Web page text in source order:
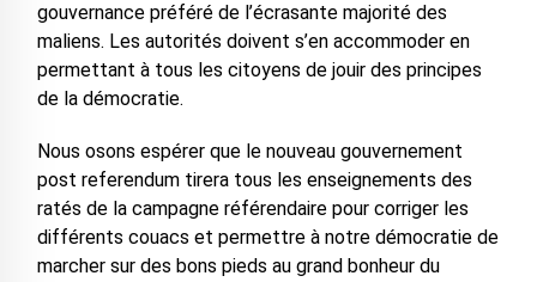
gouvernance préféré de l’écrasante majorité des
maliens. Les autorités doivent s’en accommoder en
permettant à tous les citoyens de jouir des principes
de la démocratie.
Nous osons espérer que le nouveau gouvernement
post referendum tirera tous les enseignements des
ratés de la campagne référendaire pour corriger les
différents couacs et permettre à notre démocratie de
marcher sur des bons pieds au grand bonheur du